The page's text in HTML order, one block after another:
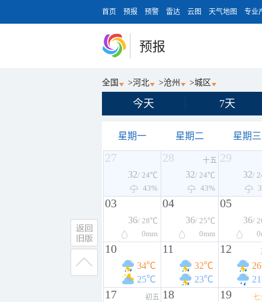
首页 预报 预警 雷达 云图 天气地图 专业
预报
全国 >河北 >沧州 >城区
今天 7天
星期一 星期二 星期三
27
32/ 24℃
43%
28 十五
32/ 24℃
43%
29
32/
03
36/ 28℃
0mm
04
36/ 25℃
0mm
05
36/
0
10
34℃
25℃
11
32℃
23℃
12
17 初五 18 19 七